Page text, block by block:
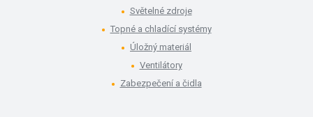
Světelné zdroje
Topné a chladící systémy
Úložný materiál
Ventilátory
Zabezpečení a čidla